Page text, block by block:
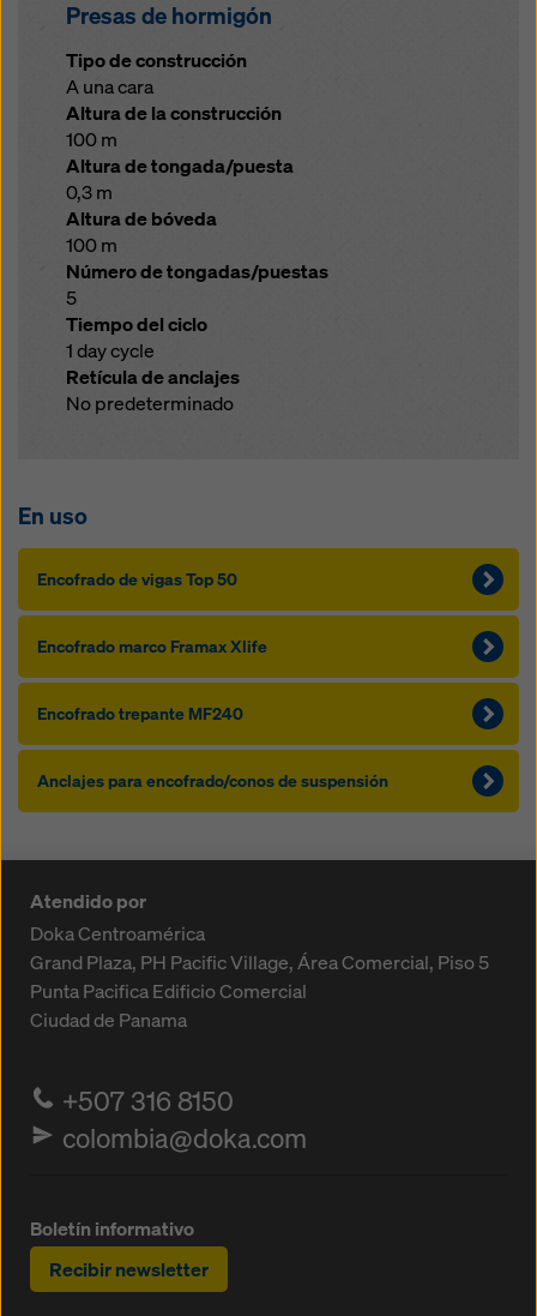
Presas de hormigón
Tipo de construcción
A una cara
Altura de la construcción
100 m
Altura de tongada/puesta
0,3 m
Altura de bóveda
100 m
Número de tongadas/puestas
5
Tiempo del ciclo
1 day cycle
Retícula de anclajes
No predeterminado
En uso
Encofrado de vigas Top 50
Encofrado marco Framax Xlife
Encofrado trepante MF240
Anclajes para encofrado/conos de suspensión
Atendido por
Doka Centroamérica
Grand Plaza, PH Pacific Village, Área Comercial, Piso 5
Punta PacificaEdificio Comercial
Ciudad de Panama
+507 316 8150
colombia@doka.com
Boletín informativo
Recibir newsletter